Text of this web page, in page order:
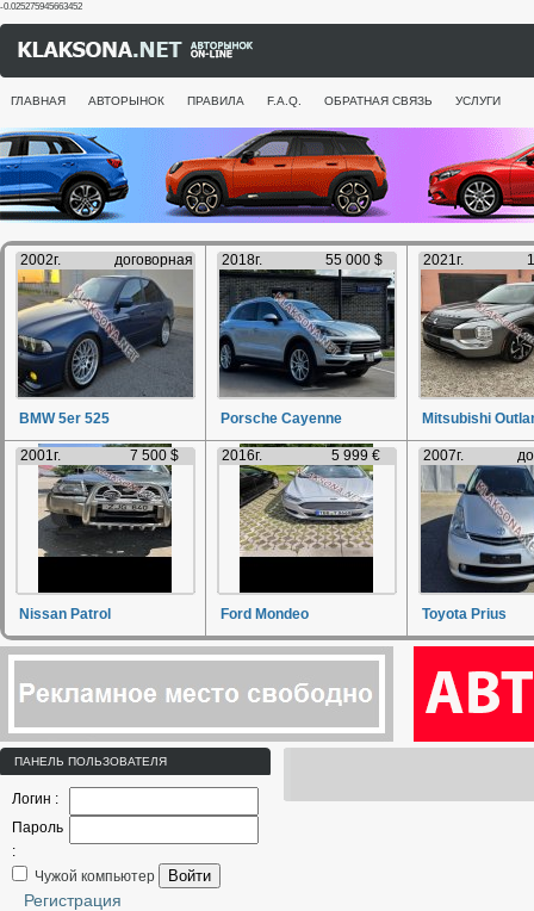
-0.025275945663452
ГЛАВНАЯ АВТОРЫНОК ПРАВИЛА F.A.Q. ОБРАТНАЯ СВЯЗЬ УСЛУГИ
2002г. договорная
BMW 5er 525
2018г. 55 000 $
Porsche Cayenne
2021г.
Mitsubishi
2001г. 7 500 $
Nissan Patrol
2016г. 5 999 €
Ford Mondeo
2007г.
Toyota Prius
ПАНЕЛЬ ПОЛЬЗОВАТЕЛЯ
Логин :
Пароль
:
Чужой компьютер
Войти
Регистрация